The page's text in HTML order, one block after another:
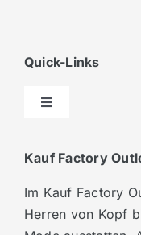
Quick-Links
Toggle
zum Kauf-
Kauf Factory
Im Kauf Factory
Herren von Kopf